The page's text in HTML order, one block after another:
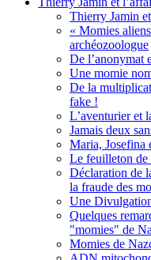
Thierry Jamin
« Momies
archéozoologue
De l’anonymat
Une momie
De la
fake !
L’aventurier et
Jamais deux
Maria, Josefina
Le feuilleton de
Déclaration de
la fraude des
Une
Quelques
"momies" de
Momies de